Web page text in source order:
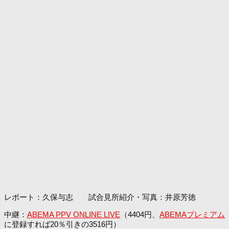
レポート：久保与志 試合見所紹介・写真：井原芳徳
中継： ABEMA PPV ONLINE LIVE （4404円、 ABEMAプレミアム
に登録すれば20％引きの3516円）